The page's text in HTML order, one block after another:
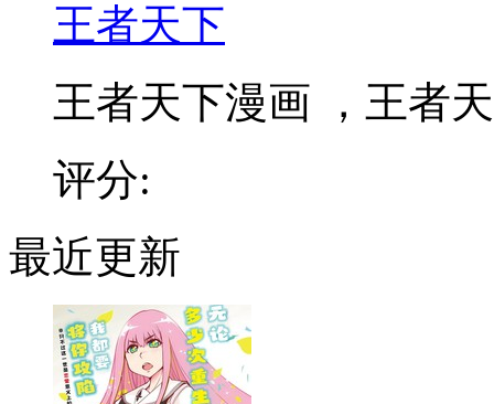
王者天下
王者天下漫画 ，王者
评分:
最近更新